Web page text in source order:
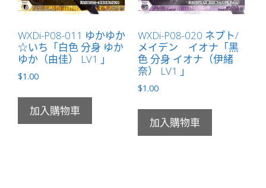
WXDi-P08-011 ゆかゆか
☆いち「白色 分身 ゆか
ゆか（由佳） LV1 」
$1.00
加入購物車
WXDi-P08-020 ネプト/
メイデン イオナ「黑
色 分身 イオナ（伊緒
奈） LV1 」
$1.00
加入購物車